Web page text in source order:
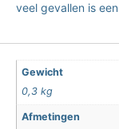
veel gevallen is
Gewicht
0,3 kg
Afmetingen